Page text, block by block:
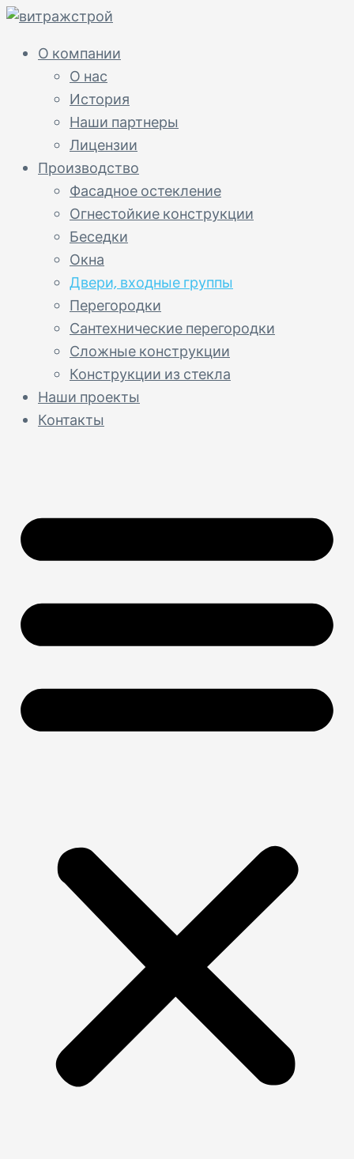
О компании
О нас
История
Наши партнеры
Лицензии
Производство
Фасадное остекление
Огнестойкие конструкции
Беседки
Окна
Двери, входные группы
Перегородки
Сантехнические перегородки
Сложные конструкции
Конструкции из стекла
Наши проекты
Контакты